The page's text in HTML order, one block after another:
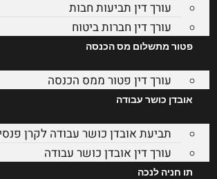
עורך דין תביעות חבות
עורך דין חברות ביטוח
פטור מתשלום מס הכנסה
עורך דין פטור ממס הכנסה
אובדן כושר עבודה
תביעת אובדן כושר עבודה לקרן
עורך דין אובדן כושר עבודה
תו חניה לנכה